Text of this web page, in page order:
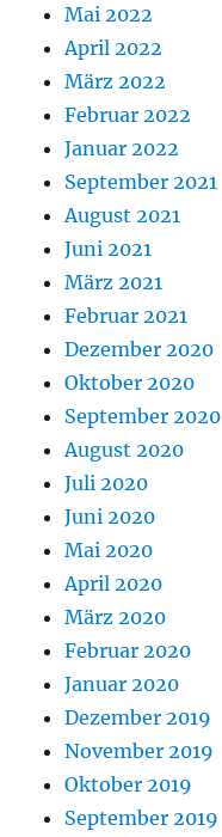
Mai 2022
April 2022
März 2022
Februar 2022
Januar 2022
September 2021
August 2021
Juni 2021
März 2021
Februar 2021
Dezember 2020
Oktober 2020
September 2020
August 2020
Juli 2020
Juni 2020
Mai 2020
April 2020
März 2020
Februar 2020
Januar 2020
Dezember 2019
November 2019
Oktober 2019
September 2019